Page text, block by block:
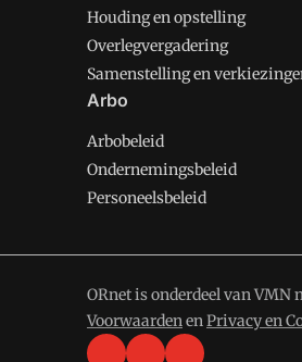
Houding en opstelling
Overlegvergadering
Samenstelling en
Arbo
Arbobeleid
Ondernemingsbeleid
Personeelsbeleid
ORnet is onderdeel van VMN
VoorwaardenenPrivacy en